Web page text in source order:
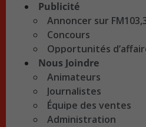
Publicité
Annoncer sur
Concours
Opportunités
Nous Joindre
Animateurs
Journalistes
Équipe des ventes
Administration